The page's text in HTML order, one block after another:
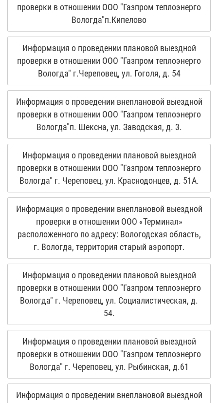
проверки в отношении ООО "Газпром теплоэнерго
Вологда"п.Кипелово
Информация о проведении плановой выездной
проверки в отношении ООО "Газпром теплоэнерго
Вологда" г.Череповец, ул. Гоголя, д. 54
Информация о проведении внеплановой выездной
проверки в отношении ООО "Газпром теплоэнерго
Вологда"п. Шексна, ул. Заводская, д. 3.
Информация о проведении плановой выездной
проверки в отношении ООО "Газпром теплоэнерго
Вологда" г. Череповец, ул. Краснодонцев, д. 51А.
Информация о проведении внеплановой выездной
проверки в отношении ООО «Терминал»
расположенного по адресу: Вологодская область,
г. Вологда, территория старый аэропорт.
Информация о проведении плановой выездной
проверки в отношении ООО "Газпром теплоэнерго
Вологда" г. Череповец, ул. Социалистическая, д.
54.
Информация о проведении плановой выездной
проверки в отношении ООО "Газпром теплоэнерго
Вологда" г. Череповец, ул. Рыбинская, д.61
Информация о проведении внеплановой выездной